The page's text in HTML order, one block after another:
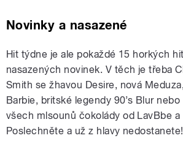
Novinky a nasazené
Hit týdne je ale pokaždé 15 horkých
nasazených novinek. V těch je třeba
Smith se žhavou Desire, nová
Barbie, britské legendy 90’s Blur
všech mlsounů čokolády od LavBbe a
Poslechněte a už z hlavy nedostanete!